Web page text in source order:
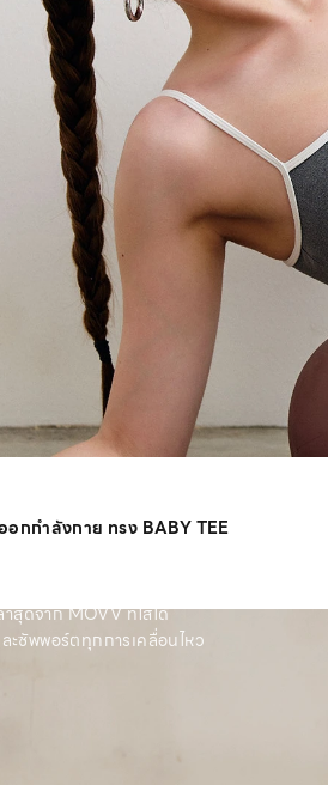
สุดจาก MOVV ที่ใส่ได้
ะซัพพอร์ตทุกการเคลื่อนไหว
อกกำลังกาย ทรง BABY TEE